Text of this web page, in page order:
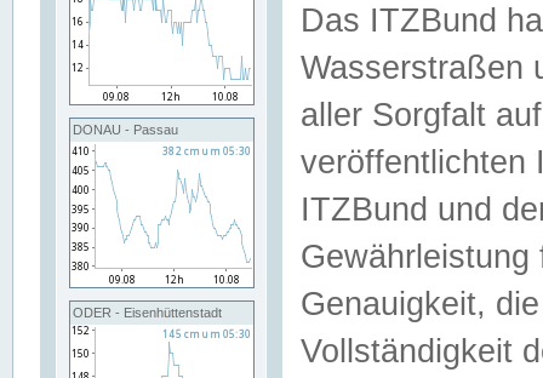
DONAU - Passau
ODER - Eisenhüttenstadt
Das ITZBund
Wasserstraßen
aller Sorgfalt
veröffentlichten
ITZBund und
Genauigkeit,
Vollständigkeit